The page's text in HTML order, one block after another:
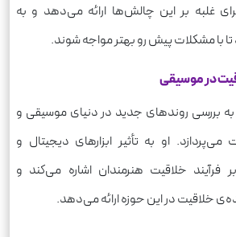
غلبه بر این چالش‌ها ارائه می‌دهد و به
با مشکلات پیش رو بهتر مواجه شوند.
در موسیقی
بررسی روندهای جدید در دنیای موسیقی و
می‌پردازد. او به تأثیر ابزارهای دیجیتال و
فرآیند خلاقیت هنرمندان اشاره می‌کند و
خلاقیت در این حوزه ارائه می‌دهد.